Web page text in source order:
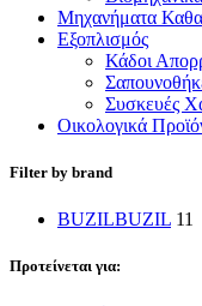
Μηχανήματα
Εξοπλισμός
Κάδοι
Συσκευές
Οικολογικά
Filter by brand
BUZILBUZIL 11
Προτείνεται για: